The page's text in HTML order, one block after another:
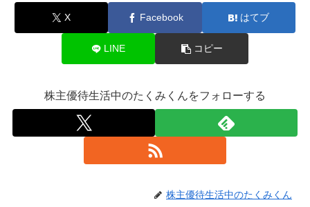
X Facebook はてブ
LINE コピー
株主優待生活中のたくみくんをフォローする
株主優待生活中のたくみくん